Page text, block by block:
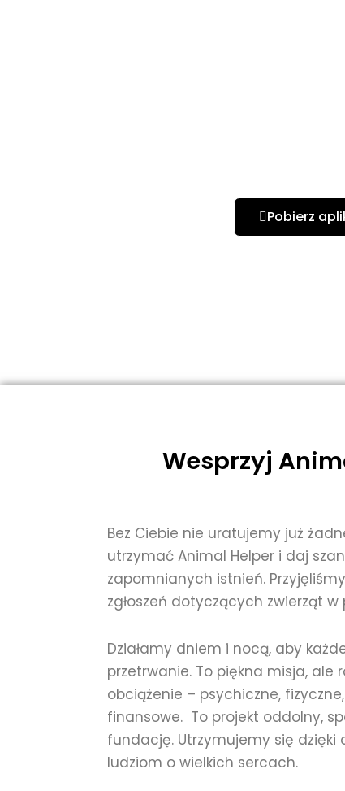
Pobierz
Wesprzyj
Bez Ciebie nie uratujemy już
utrzymać Animal Helper i daj
zapomnianych istnień.
zgłoszeń dotyczących zwierząt w
Działamy dniem i nocą, aby
przetrwanie. To piękna misja, ale
obciążenie – psychiczne,
finansowe. To projekt oddolny,
fundację. Utrzymujemy się dzięki
ludziom o wielkich sercach.